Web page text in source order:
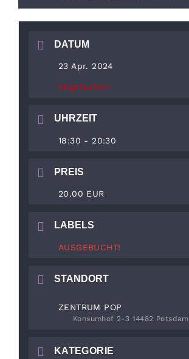
DATUM
23 Apr. 2024
Abgelaufen!
UHRZEIT
18:30 - 20:30
PREIS
20.00 EUR
LABELS
AUSGEBUCHT!
STANDORT
ZENTRUM POP
Konsumhof 2-3 14482 Potsdam
KATEGORIE